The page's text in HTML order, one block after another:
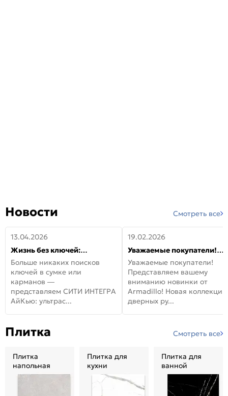
Новости Смотреть все
13.04.2026
Жизнь без ключей:
встречайте новую дверь
СИТИ ИНТЕГРА АйКью!
Больше никаких поисков
ключей в сумке или
карманов —
представляем СИТИ ИНТЕГРА
АйКью: ультрас...
19.02.2026
Уважаемые покупатели!
Представляем вашему
вниманию новинки от
Armadillo!
Уважаемые покупатели!
Представляем вашему
вниманию новинки от
Armadillo! Новая коллекция
дверных ру...
Плитка Смотреть все
Плитка
напольная
Плитка для
кухни
Плитка для
ванной